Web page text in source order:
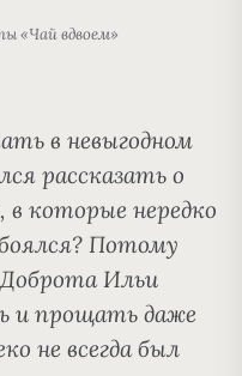
«Чай вдвоем»
в невыгодном
рассказать о
в которые нередко
Потому
Ильи
и прощать даже
не всегда был